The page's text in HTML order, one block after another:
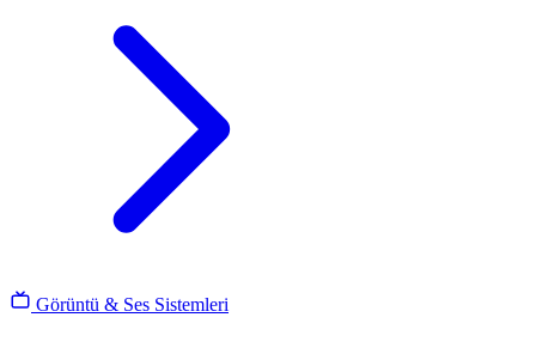
Görüntü & Ses Sistemleri